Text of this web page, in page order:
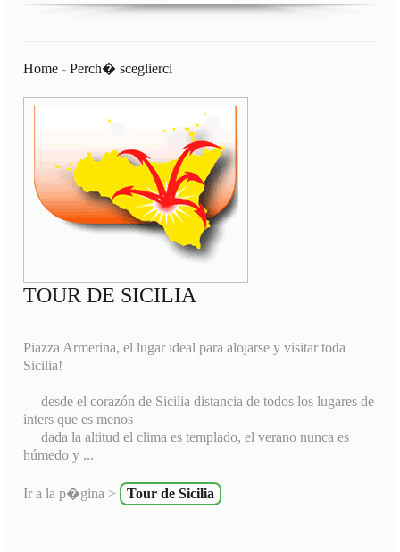
Home -Perch� sceglierci
TOUR DE SICILIA
Piazza Armerina, el lugar ideal para alojarse y visitar toda
Sicilia!
desde el corazón de Sicilia distancia de todos los lugares de
inters que es menos
dada la altitud el clima es templado, el verano nunca es
húmedo y ...
Ir a la p�gina > Tour de Sicilia